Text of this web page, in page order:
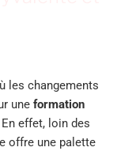
les changements
une formation
effet, loin des
offre une palette